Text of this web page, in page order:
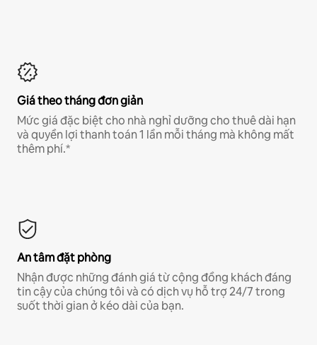
Giá theo tháng đơn giản
Mức giá đặc biệt cho nhà nghỉ dưỡng cho thuê dài hạn
và quyền lợi thanh toán 1 lần mỗi tháng mà không mất
thêm phí.*
An tâm đặt phòng
Nhận được những đánh giá từ cộng đồng khách đáng
tin cậy của chúng tôi và có dịch vụ hỗ trợ 24/7 trong
suốt thời gian ở kéo dài của bạn.